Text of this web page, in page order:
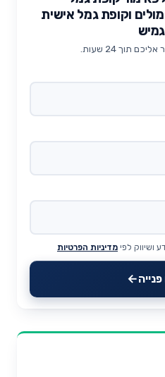
וקופת גמל אישית
תוך 24 שעות.
ושיווק לפי מדיניות הפרטיות